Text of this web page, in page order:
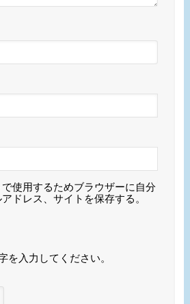
使用するためブラウザーに自分
ドレス、サイトを保存する。
を入力してください。